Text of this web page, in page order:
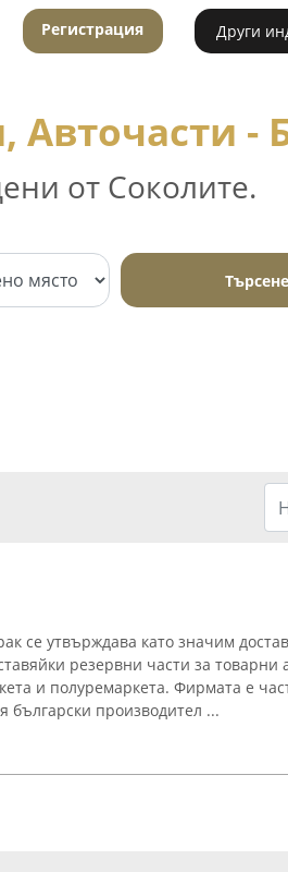
Регистрация Други
Авточасти -
от Соколите.
Търсене
се утвърждава като значим
резервни части за товарни
и полуремаркета. Фирмата е
български производител ...